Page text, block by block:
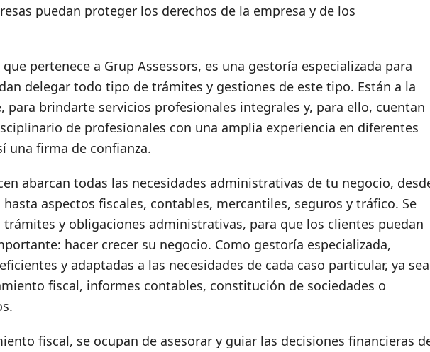
puedan proteger los derechos de la empresa y de los
pertenece a Grup Assessors, es una gestoría especializada para
delegar todo tipo de trámites y gestiones de este tipo. Están a la
para brindarte servicios profesionales integrales y, para ello, cuentan
de profesionales con una amplia experiencia en diferentes
una firma de confianza.
abarcan todas las necesidades administrativas de tu negocio,
aspectos fiscales, contables, mercantiles, seguros y tráfico. Se
y obligaciones administrativas, para que los clientes puedan
hacer crecer su negocio. Como gestoría especializada,
y adaptadas a las necesidades de cada caso particular, ya sea
fiscal, informes contables, constitución de sociedades o
fiscal, se ocupan de asesorar y guiar las decisiones financieras